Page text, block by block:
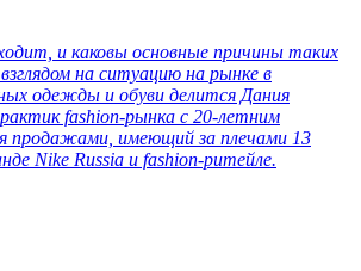
и каковы основные причины таких
на ситуацию на рынке в
одежды и обуви делится Дания
fashion-рынка с 20-летним
продажами, имеющий за плечами 13
Nike Russia и fashion-ритейле.